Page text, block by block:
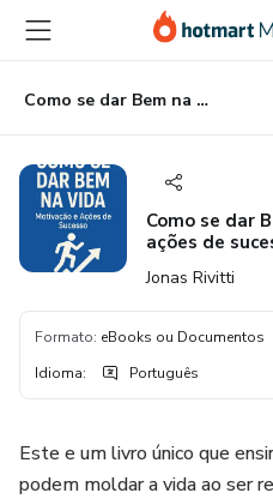
para
conteúdo
principal
para
pagamento
para
rodapé
Como se dar Bem na Vida - Motivação e ações de sucesso
Como se dar
ações de
Jonas Rivitti
Formato: eBooks ou Documentos
Idioma: Português
Este e um livro único que
podem moldar a vida ao ser